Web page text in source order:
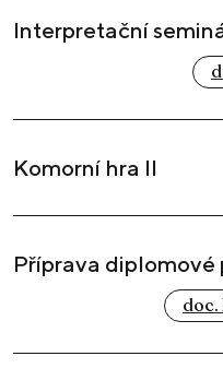
Interpretační
Komorní hra II
Příprava diplomové
doc.